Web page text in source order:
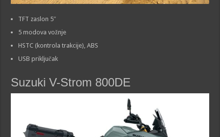
TFT zaslon 5″
5 modova vožnje
HSTC (kontrola trakcije), ABS
USB priključak
Suzuki V-Strom 800DE